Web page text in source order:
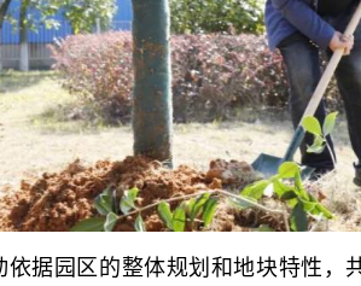
依据园区的整体规划和地块特性，